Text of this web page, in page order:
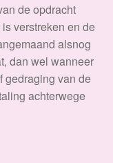
de opdracht
verstreken en de
alsnog
dan wel wanneer
gedraging van de
achterwege